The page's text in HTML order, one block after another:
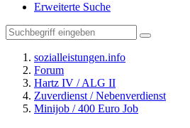
Erweiterte Suche
sozialleistungen.info
Forum
Hartz IV / ALG II
Zuverdienst / Nebenverdienst
Minijob / 400 Euro Job